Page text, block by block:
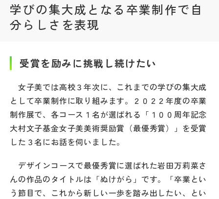
学校動画
説明会・イベント情報
よみもの
学校からのお知らせ
学校HP最新情報
学びの集大成となる卒業制作で自
分らしさを表現
受賞を励みに挑戦し続けたい
女子美では高校３年次に、これまでの学びの集大成
として卒業制作に取り組みます。２０２２年度の卒業
制作展で、各コース１名が選ばれる「１００周年記念
大村文子基金女子美美術奨励賞（最優秀賞）」を受賞
した３名にお話を伺いました。
デザインコースで最優秀賞に選ばれた岩田万莉菜さ
んの作品のタイトルは「ぬけがら」です。「卒業とい
う節目で、これから新しい一歩を踏み出したい、とい